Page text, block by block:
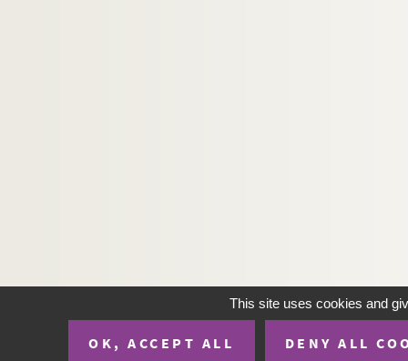
This site uses cookies and
OK, ACCEPT ALL DENY ALL